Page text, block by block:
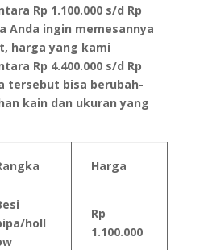
Rp 1.100.000 s/d Rp
Anda ingin memesannya
harga yang kami
Rp 4.400.000 s/d Rp
tersebut bisa berubah-
kain dan ukuran yang
Harga
holl
Rp
1.100.000